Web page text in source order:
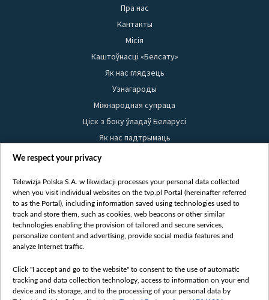
Пра нас
Кантакты
Місія
Каштоўнасці «Белсату»
Як нас глядзець
Узнагароды
Міжнародная супраца
Ціск з боку ўладаў Беларусі
Як нас падтрымаць
Правілы выкарыстання матэрыялаў
Бяспека
Youtube
Белсат news
Белсат Shorts
Жэстачайшы мульт
Belsat English
We respect your privacy
Telewizja Polska S.A. w likwidacji processes your personal data collected
when you visit individual websites on the tvp.pl Portal (hereinafter referred
to as the Portal), including information saved using technologies used to
track and store them, such as cookies, web beacons or other similar
technologies enabling the provision of tailored and secure services,
personalize content and advertising, provide social media features and
analyze Internet traffic.
Click "I accept and go to the website" to consent to the use of automatic
tracking and data collection technology, access to information on your end
device and its storage, and to the processing of your personal data by